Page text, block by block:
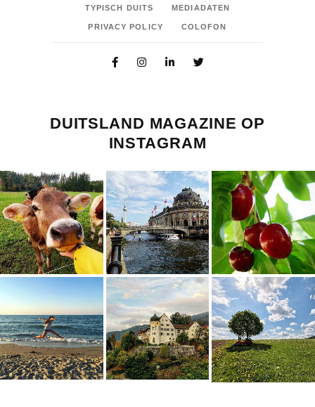
TYPISCH DUITS MEDIADATEN
PRIVACY POLICY COLOFON
DUITSLAND MAGAZINE OP
INSTAGRAM